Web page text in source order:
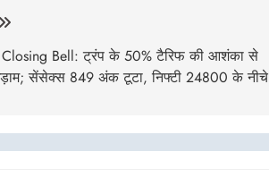
Closing Bell: ट्रंप के 50% टैरिफ की आशंका से
सेंसेक्स 849 अंक टूटा, निफ्टी 24800 के नीचे